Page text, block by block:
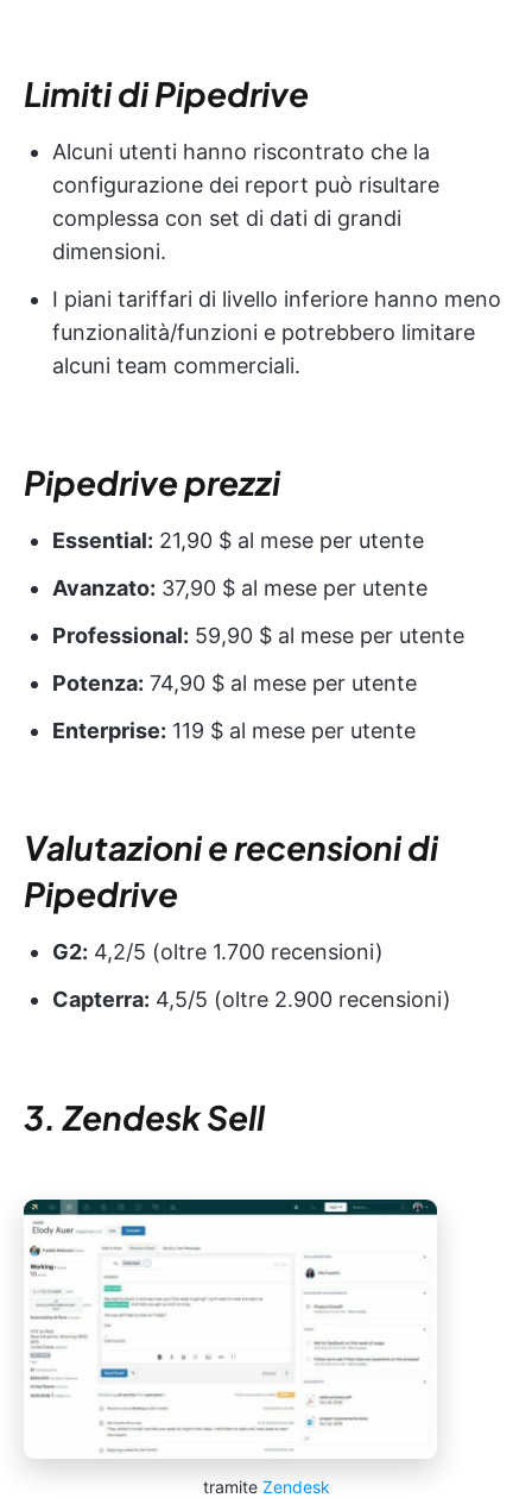
Limiti di Pipedrive
Alcuni utenti hanno riscontrato che la
configurazione dei report può risultare
complessa con set di dati di grandi
dimensioni.
I piani tariffari di livello inferiore hanno meno
funzionalità/funzioni e potrebbero limitare
alcuni team commerciali.
Pipedriveprezzi
Essential: 21,90 $ al mese per utente
Avanzato: 37,90 $ al mese per utente
Professional: 59,90 $ al mese per utente
Potenza: 74,90 $ al mese per utente
Enterprise: 119 $ al mese per utente
Valutazioni e recensioni di
Pipedrive
G2: 4,2/5 (oltre 1.700 recensioni)
Capterra: 4,5/5 (oltre 2.900 recensioni)
3. Zendesk Sell
tramite Zendesk